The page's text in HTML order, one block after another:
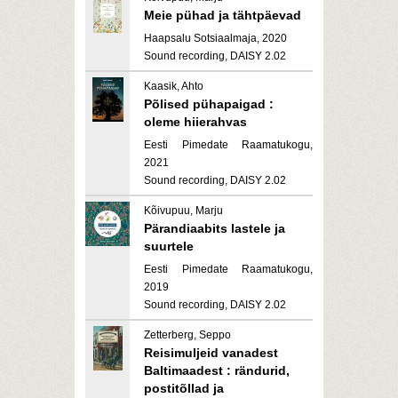
Meie pühad ja tähtpäevad
Haapsalu Sotsiaalmaja, 2020
Sound recording, DAISY 2.02
Kaasik, Ahto
Põlised pühapaigad :
oleme hiierahvas
Eesti Pimedate Raamatukogu,
2021
Sound recording, DAISY 2.02
Kõivupuu, Marju
Pärandiaabits lastele ja
suurtele
Eesti Pimedate Raamatukogu,
2019
Sound recording, DAISY 2.02
Zetterberg, Seppo
Reisimuljeid vanadest
Baltimaadest : rändurid,
postitõllad ja